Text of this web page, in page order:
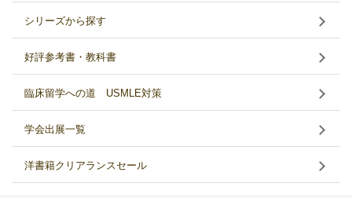
シリーズから探す
好評参考書・教科書
臨床留学への道 USMLE対策
学会出展一覧
洋書籍クリアランスセール